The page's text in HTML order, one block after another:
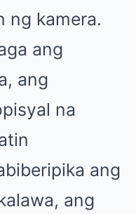
ng kamera.
ang
ang
na
ang
ang